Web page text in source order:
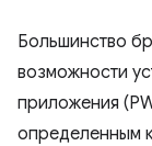
Большинство
возможности
приложения
определенным